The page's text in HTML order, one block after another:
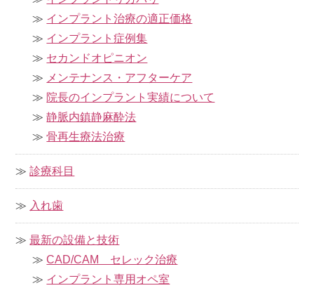
インプラント治療の適正価格
インプラント症例集
セカンドオピニオン
メンテナンス・アフターケア
院長のインプラント実績について
静脈内鎮静麻酔法
骨再生療法治療
診療科目
入れ歯
最新の設備と技術
CAD/CAM セレック治療
インプラント専用オペ室